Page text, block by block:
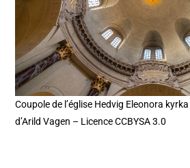
Coupole de l’église Hedvig Eleonora
d’Arild Vagen – Licence CCBYSA 3.0